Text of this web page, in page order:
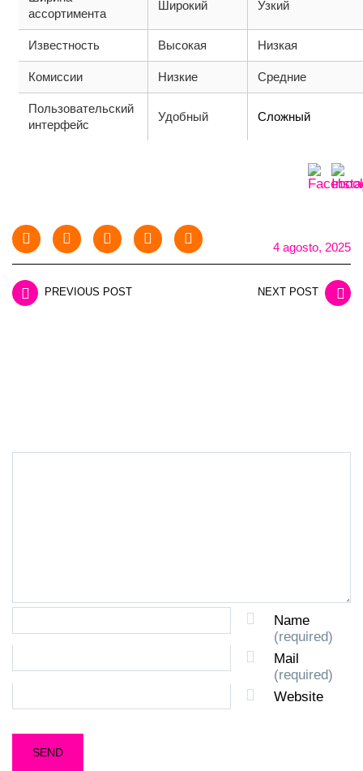
ассортимента
Широкий Узкий
Известность Высокая Низкая
Комиссии Низкие Средние
Пользовательский
интерфейс
Удобный Сложный
4 agosto, 2025
PREVIOUS POST NEXT POST
Name
(required)
Mail
(required)
Website